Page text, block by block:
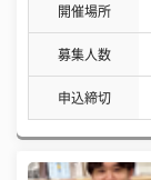
開催場所
募集人数
申込締切